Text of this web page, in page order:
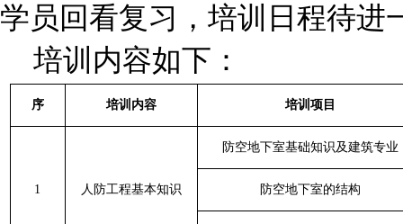
学员回看复习，培训日程待进
培训内容如下：
序 培训内容 培训项目
1 人防工程基本知识
防空地下室基础知识及建筑专业
防空地下室的结构